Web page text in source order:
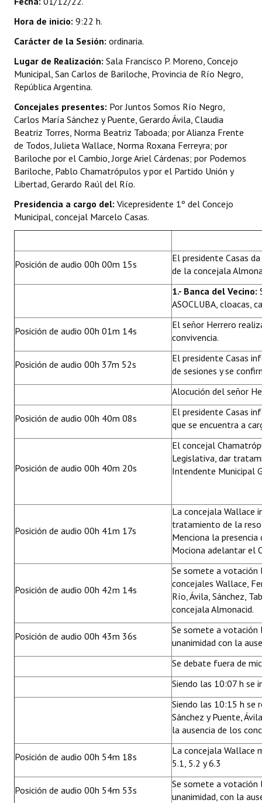
INSTITUCIONAL
Noticias Destacadas
Registros y Distinciones
Datos Históricos
Premio al Mérito - Registro
Audiencias Públicas - Registro
Mujeres que Dejaron Huellas - Registro
Periodistas Decanos - Registro
Banca del Vecino - Registro
Entrega de distinciones
Hora de inicio: 9:22 h.
Carácter de la Sesión: ordinaria.
Lugar de Realización: Sala Francisco P. Moreno, Concejo
Municipal, San Carlos de Bariloche, Provincia de Río Negro,
República Argentina.
Concejales presentes: Por Juntos Somos Río Negro,
Carlos María Sánchez y Puente, Gerardo Ávila, Claudia
Beatriz Torres, Norma Beatriz Taboada; por Alianza Frente
de Todos, Julieta Wallace, Norma Roxana Ferreyra; por
Bariloche por el Cambio, Jorge Ariel Cárdenas; por Podemos
Bariloche, Pablo Chamatrópulos y por el Partido Unión y
Libertad, Gerardo Raúl del Río.
Presidencia a cargo del: Vicepresidente 1º del Concejo
Municipal, concejal Marcelo Casas.
Posición de audio 00h 00m 15s
El presidente Casas
de la concejala
1.- Banca del Vecino:
ASOCLUBA, cloacas,
Posición de audio 00h 01m 14s
El señor Herrero
convivencia.
Posición de audio 00h 37m 52s
El presidente Casas
de sesiones y se
Alocución del señor
Posición de audio 00h 40m 08s
El presidente Casas
que se encuentra a
Posición de audio 00h 40m 20s
El concejal
Legislativa, dar
Intendente Municipal
Posición de audio 00h 41m 17s
La concejala Wallace
tratamiento de la
Menciona la
Mociona adelantar el
Posición de audio 00h 42m 14s
Se somete a votación
concejales Wallace,
Río, Ávila, Sánchez,
concejala Almonacid.
Posición de audio 00h 43m 36s
Se somete a votación
unanimidad con la
Se debate fuera de
Siendo las 10:07 h se
Siendo las 10:15 h se
Sánchez y Puente,
la ausencia de los
Posición de audio 00h 54m 18s
La concejala Wallace
5.1, 5.2 y 6.3
Posición de audio 00h 54m 53s
Se somete a votación
unanimidad, con la